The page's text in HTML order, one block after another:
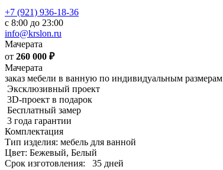
+7 (921) 936-18-36
с 8:00 до 23:00
info@krslon.ru
Мачерата
от 260 000 ₽
Мачерата
заказ мебели в ванную по индивидуальным размерам
Эксклюзивный проект
3D-проект в подарок
Бесплатный замер
3 года гарантии
Комплектация
Тип изделия: мебель для ванной
Цвет: Бежевый, Белый
Срок изготовления:
35 дней